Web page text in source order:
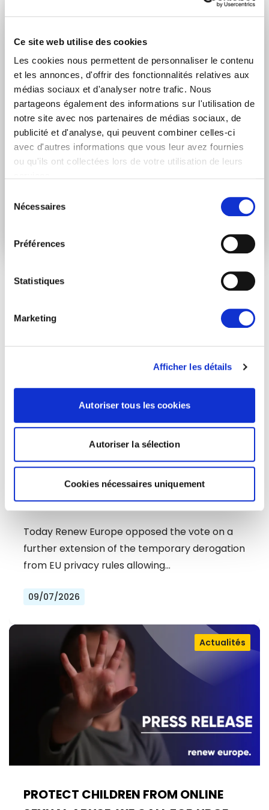
Ce site web utilise des cookies
Les cookies nous permettent de personnaliser le contenu
et les annonces, d'offrir des fonctionnalités relatives aux
médias sociaux et d'analyser notre trafic. Nous
partageons également des informations sur l'utilisation de
notre site avec nos partenaires de médias sociaux, de
publicité et d'analyse, qui peuvent combiner celles-ci
avec d'autres informations que vous leur avez fournies
ou qu'ils ont collectées lors de votre utilisation de leurs
Nécessaires
Préférences
Statistiques
Marketing
Afficher les détails
Autoriser tous les cookies
Autoriser la sélection
Cookies nécessaires uniquement
Nouvelles quotidiennes (Communiqués de presse)
Newsletters (Plénière, Événements, Campagnes)
Pays
Je consens à recevoir des newsletters et
communications.Données personnelles.
* Please note that EN is the main
THE FIGHT FOR CHILD PROTECTION
AND ONLINE PRIVACY CONTINUES
Today Renew Europe opposed the vote on a
further extension of the temporary derogation
from EU privacy rules allowing…
09/07/2026
PROTECT CHILDREN FROM ONLINE
Actualités